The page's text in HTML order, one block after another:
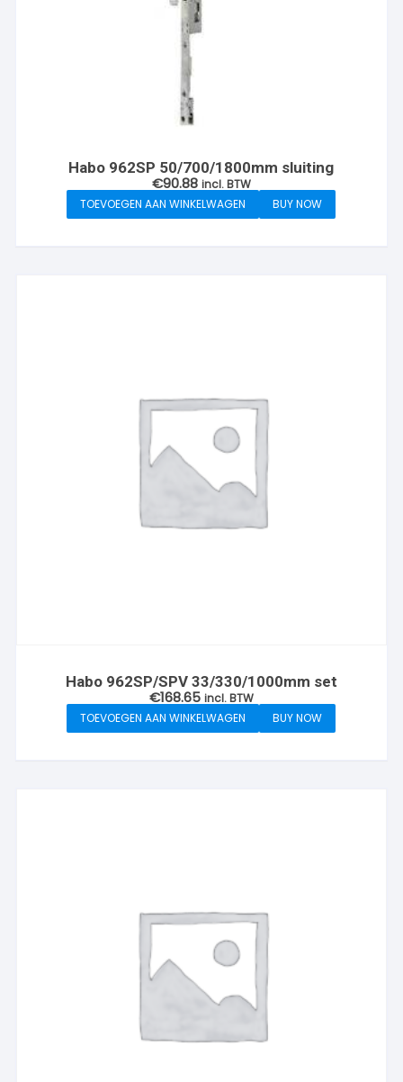
Habo 962SP 50/700/1800mm sluiting
€90.88 incl. BTW
TOEVOEGEN AAN WINKELWAGEN
BUY NOW
Habo 962SP/SPV 33/330/1000mm set
€168.65 incl. BTW
TOEVOEGEN AAN WINKELWAGEN
BUY NOW